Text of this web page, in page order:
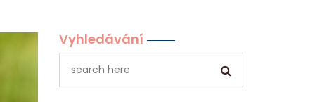
Vyhledávání